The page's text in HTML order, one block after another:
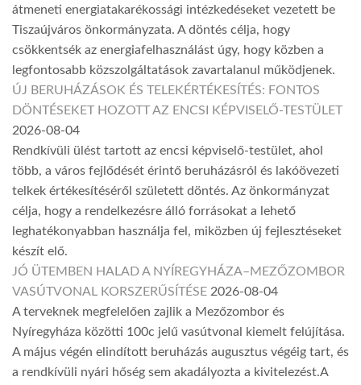
átmeneti energiatakarékossági intézkedéseket vezetett be
Tiszaújváros önkormányzata. A döntés célja, hogy
csökkentsék az energiafelhasználást úgy, hogy közben a
legfontosabb közszolgáltatások zavartalanul működjenek.
ÚJ BERUHÁZÁSOK ÉS TELEKÉRTÉKESÍTÉS: FONTOS
DÖNTÉSEKET HOZOTT AZ ENCSI KÉPVISELŐ-TESTÜLET
2026-08-04
Rendkívüli ülést tartott az encsi képviselő-testület, ahol
több, a város fejlődését érintő beruházásról és lakóövezeti
telkek értékesítéséről született döntés. Az önkormányzat
célja, hogy a rendelkezésre álló forrásokat a lehető
leghatékonyabban használja fel, miközben új fejlesztéseket
készít elő.
JÓ ÜTEMBEN HALAD A NYÍREGYHÁZA–MEZŐZOMBOR
VASÚTVONAL KORSZERŰSÍTÉSE 2026-08-04
A terveknek megfelelően zajlik a Mezőzombor és
Nyíregyháza közötti 100c jelű vasútvonal kiemelt felújítása.
A május végén elindított beruházás augusztus végéig tart, és
a rendkívüli nyári hőség sem akadályozta a kivitelezést.A